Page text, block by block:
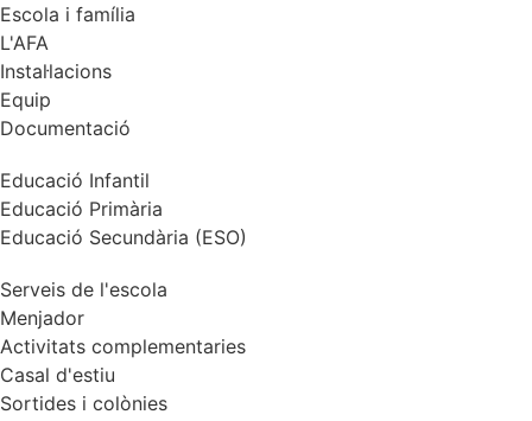
Escola i família
L'AFA
Instal·lacions
Equip
Documentació
Educació Infantil
Educació Primària
Educació Secundària (ESO)
Serveis de l'escola
Menjador
Activitats complementaries
Casal d'estiu
Sortides i colònies